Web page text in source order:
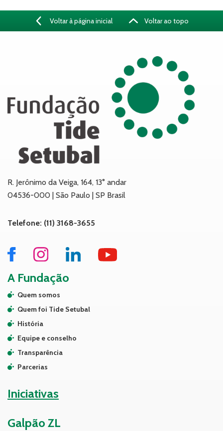
Voltar à página inicial Voltar ao topo
R. Jerônimo da Veiga, 164, 13° andar
04536-000 | São Paulo | SP Brasil
Telefone: (11) 3168-3655
A Fundação
Quem somos
Quem foi Tide Setubal
História
Equipe e conselho
Transparência
Parcerias
Iniciativas
Galpão ZL